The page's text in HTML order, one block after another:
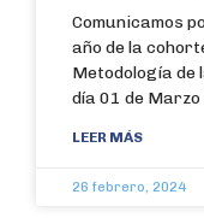
Comunicamos
año de la
Metodología de
día 01 de
LEER MÁS
26 febrero, 2024